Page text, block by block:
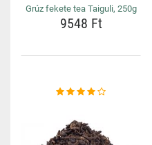
Grúz fekete tea Taiguli, 250g
9548 Ft